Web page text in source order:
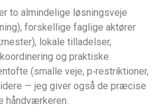
to almindelige løsningsveje
forskellige faglige aktører
lokale tilladelser,
og praktiske
(smalle veje, p‑restriktioner,
— jeg giver også de præcise
håndværkeren.